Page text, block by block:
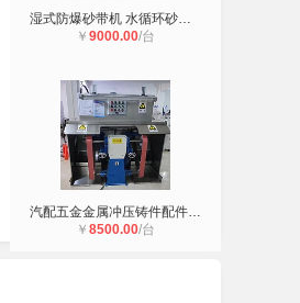
湿式防爆砂带机 水循环砂带除尘器 金
￥ 9000.00/台
汽配五金金属冲压铸件配件打磨抛光湿
￥ 8500.00/台